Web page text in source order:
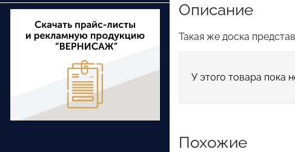
Описание
Такая же доска
У этого товара пока
Похожие